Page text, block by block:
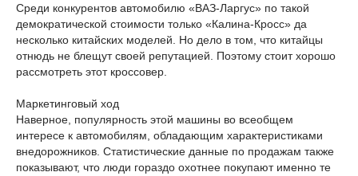
Среди конкурентов автомобилю «ВАЗ-Ларгус» по такой
демократической стоимости только «Калина-Кросс» да
несколько китайских моделей. Но дело в том, что китайцы
отнюдь не блещут своей репутацией. Поэтому стоит хорошо
рассмотреть этот кроссовер.
Маркетинговый ход
Наверное, популярность этой машины во всеобщем
интересе к автомобилям, обладающим характеристиками
внедорожников. Статистические данные по продажам также
показывают, что люди гораздо охотнее покупают именно те